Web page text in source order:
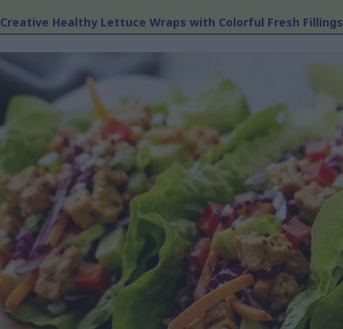
Creative Healthy Lettuce Wraps with Colorful Fresh Fillings